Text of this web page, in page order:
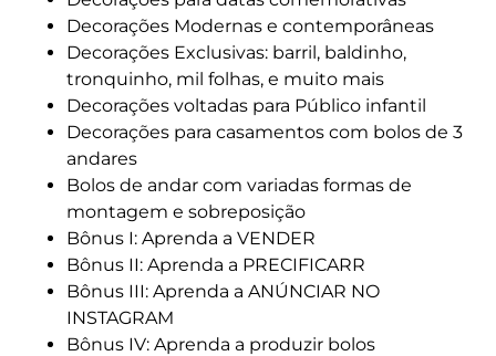
Decorações Modernas e contemporâneas
Decorações Exclusivas: barril, baldinho,
tronquinho, mil folhas, e muito mais
Decorações voltadas para Público infantil
Decorações para casamentos com bolos de 3
andares
Bolos de andar com variadas formas de
montagem e sobreposição
Bônus I: Aprenda a VENDER
Bônus II: Aprenda a PRECIFICARR
Bônus III: Aprenda a ANÚNCIAR NO
INSTAGRAM
Bônus IV: Aprenda a produzir bolos